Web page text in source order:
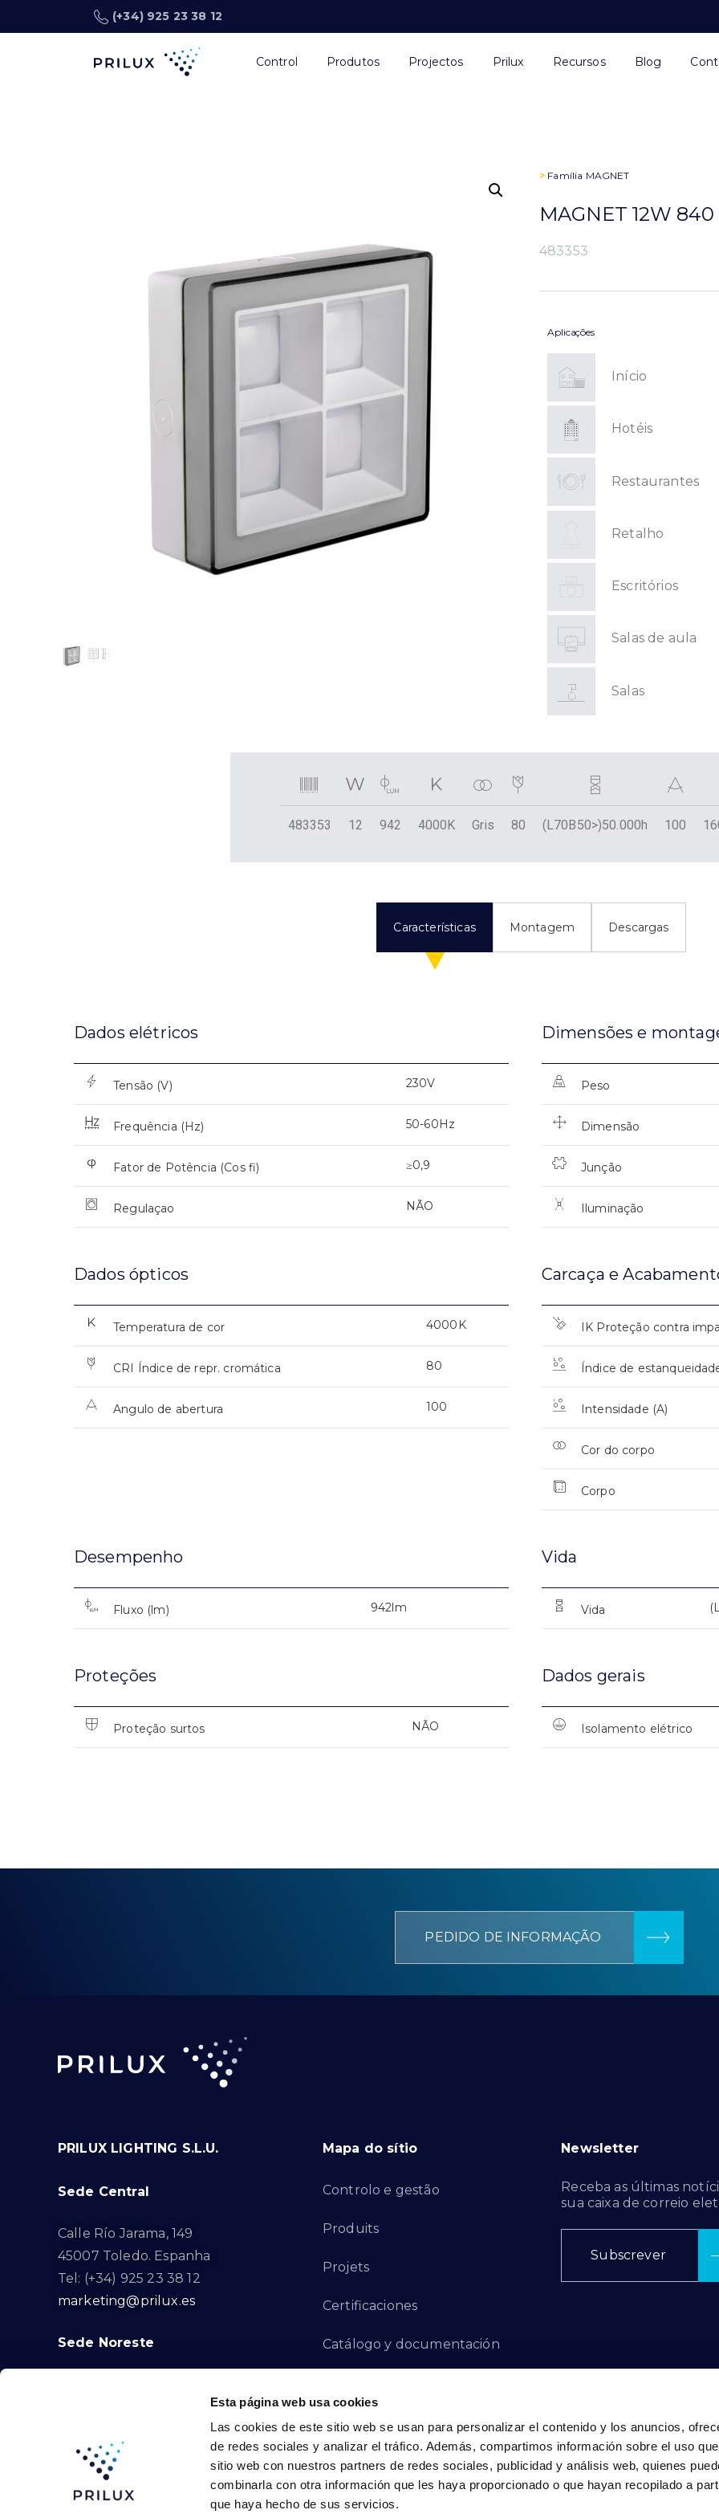
Esta página web usa cookies
Las cookies de este sitio web se usan para personalizar el contenido y los anuncios,
de redes sociales y analizar el tráfico. Además, compartimos información sobre el uso
sitio web con nuestros partners de redes sociales, publicidad y análisis web, quienes
combinarla con otra información que les haya proporcionado o que hayan recopilado a
que haya hecho de sus servicios.
(+34) 925 23 38 12
Control Produtos Projectos Prilux Recursos Blog
> Família MAGNET
MAGNET 12W
483353
Aplicações
Início
Hotéis
Restaurantes
Retalho
Escritórios
Salas de aula
Salas
483353 12 942 4000K Gris 80 (L70B50>)50.000h 100
Características Montagem Descargas
Dados elétricos
Tensão (V) 230V
Frequência (Hz) 50-60Hz
Fator de Potência (Cos fi) ≥0,9
Regulaçao NÃO
Dimensões e
Peso
Dimensão
Junção
Iluminação
Dados ópticos
Temperatura de cor 4000K
CRI Índice de repr. cromática 80
Angulo de abertura 100
Carcaça e
IK Proteção contra
Índice de
Intensidade (A)
Cor do corpo
Corpo
Desempenho
Fluxo (lm) 942lm
Vida
Vida
Proteções
Proteção surtos NÃO
Dados gerais
Isolamento elétrico
PEDIDO DE INFORMAÇÃO
PRILUX LIGHTING S.L.U.
Sede Central
Calle Río Jarama, 149
45007 Toledo. Espanha
Tel: (+34) 925 23 38 12
marketing@prilux.es
Sede Noreste
08791. Sant Llorenç d’Hortons.
Tel: (+34) 93 719 23 29
marketing@prilux.es
Mapa do sítio
Controlo e gestão
Produits
Projets
Certificaciones
Catálogo y documentación
Canal de denuncias
Contact
Newsletter
Receba as últimas
sua caixa de correio
Subscrever